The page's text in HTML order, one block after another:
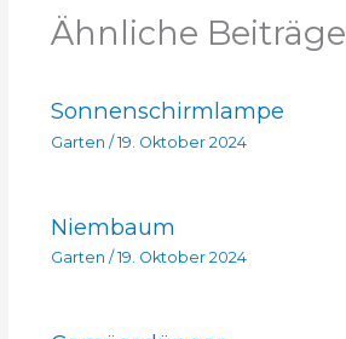
Ähnliche Beiträge
Sonnenschirmlampe
Garten /19. Oktober 2024
Niembaum
Garten / 19. Oktober 2024